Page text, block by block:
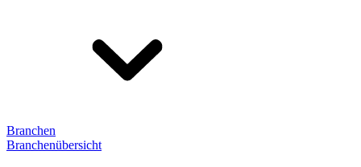
Branchen
Branchenübersicht